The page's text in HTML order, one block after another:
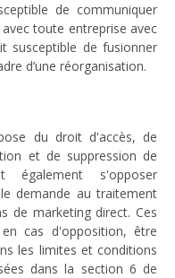
de communiquer
toute entreprise avec
susceptible de fusionner
d’une réorganisation.
du droit d'accès, de
et de suppression de
s'opposer
demande au traitement
de marketing direct. Ces
cas d'opposition, être
les limites et conditions
dans la section 6 de